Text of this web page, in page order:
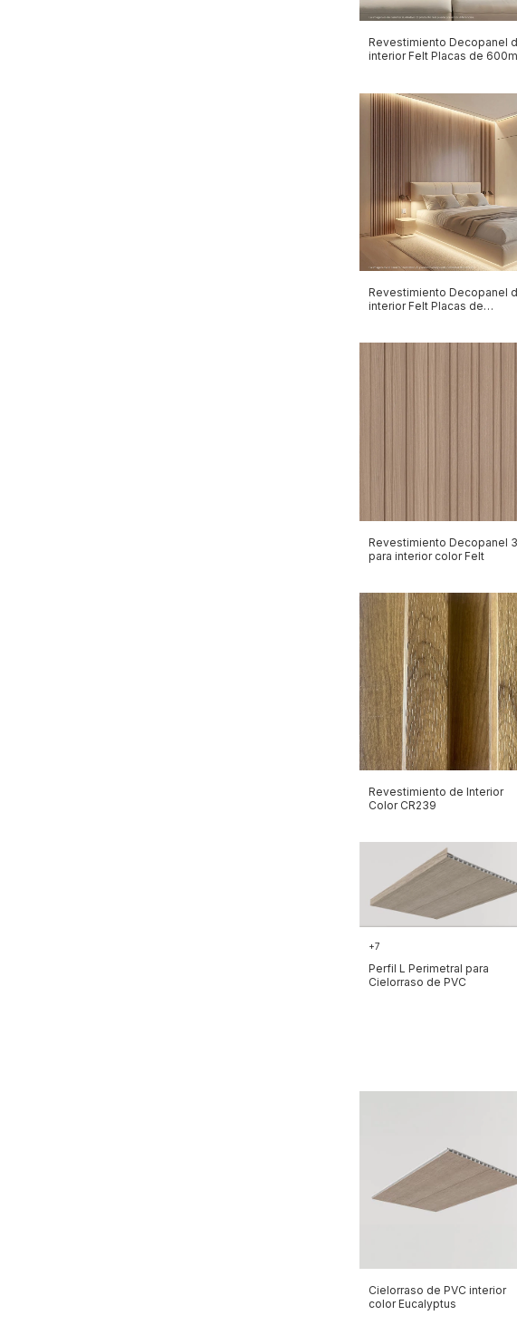
Revestimiento Decopanel
interior Felt Placas de
Revestimiento Decopanel
interior Felt Placas de
Revestimiento Decopanel
para interior color Felt
Revestimiento de Interior
Color CR239
+7
Perfil L Perimetral para
Cielorraso de PVC
Cielorraso de PVC interior
color Eucalyptus